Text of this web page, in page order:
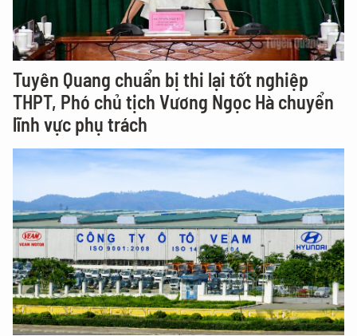
Tuyên Quang chuẩn bị thi lại tốt nghiệp
THPT, Phó chủ tịch Vương Ngọc Hà chuyển
lĩnh vực phụ trách